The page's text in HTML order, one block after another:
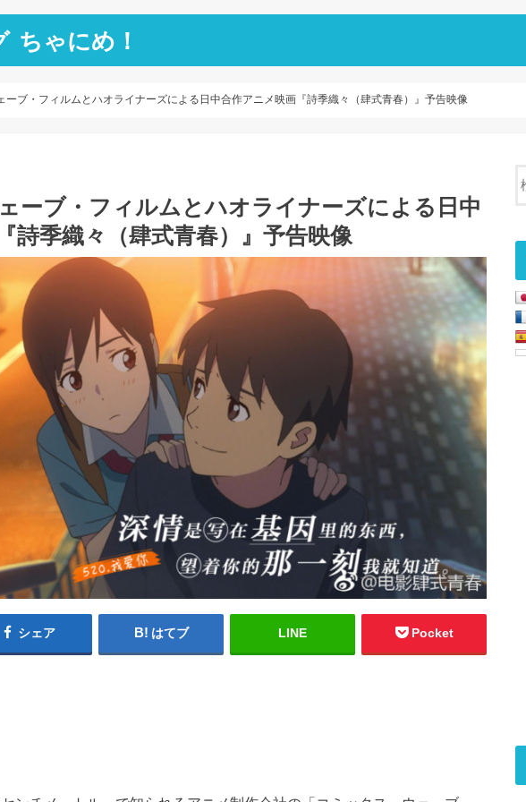
ちゃにめ！
ーブ・フィルムとハオライナーズによる日中合作アニメ映画『詩季織々（肆式青春）』予告映像
ーブ・フィルムとハオライナーズによる日中
詩季織々（肆式青春）』予告映像
シェア はてブ LINE Pocket